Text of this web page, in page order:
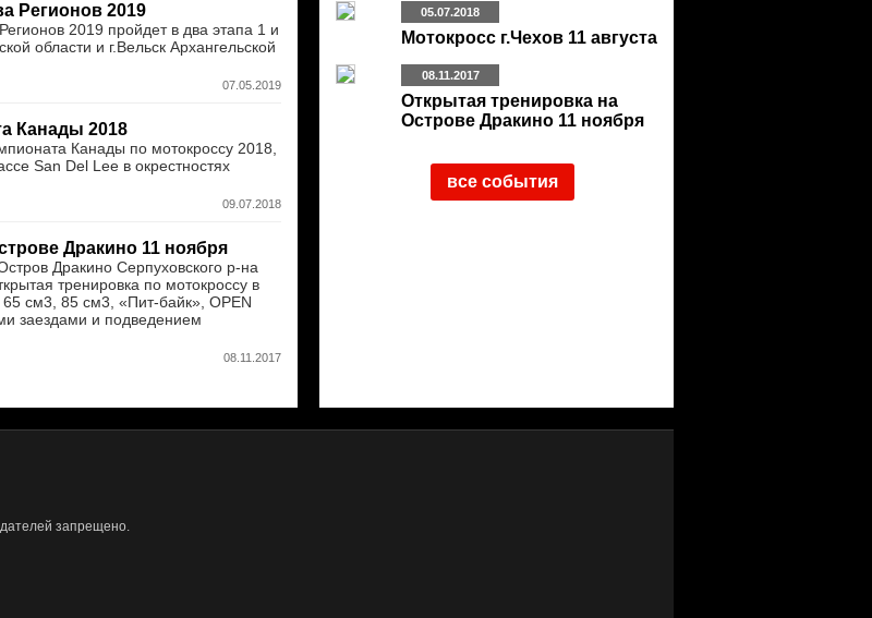
Регионов 2019
2019 пройдет в два этапа 1 и
области и г.Вельск Архангельской
07.05.2019
Канады 2018
Канады по мотокроссу 2018,
San Del Lee в окрестностях
09.07.2018
Дракино 11 ноября
Дракино Серпуховского р-на
тренировка по мотокроссу в
см3, 85 см3, «Пит-байк», OPEN
заездами и подведением
08.11.2017
05.07.2018
Мотокросс г.Чехов 11 августа
08.11.2017
Открытая тренировка на
Острове Дракино 11 ноября
все события
запрещено.